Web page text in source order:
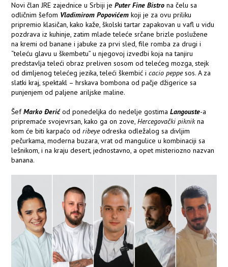
Novi član JRE zajednice u Srbiji jePuter Fine Bistro na čelu sa
odličnim šefom Vladimirom Popovićem koji je za ovu priliku
pripremio klasičan, kako kaže, školski tartar zapakovan u vafl u vidu
pozdrava iz kuhinje, zatim mlade teleće srčane brizle poslužene
na kremi od banane i jabuke za prvi sled, file romba za drugi i
“teleću glavu u škembetu” u njegovoj izvedbi koja na tanjiru
predstavlja teleći obraz preliven sosom od telećeg mozga, stejk
od dimljenog telećeg jezika, teleći škembić icacio peppesos. A za
slatki kraj, spektakl – hrskava bombona od pačje džigerice sa
punjenjem od paljene ariljske maline.
ŠefMarko Đerićod ponedeljka do nedelje gostimaLangouste-a
pripremaće svojevrsan, kako ga on zove,Hercegovački piknikna
kom će biti karpaćo odribeyeodreska odležalog sa divljim
pečurkama, moderna buzara, vrat od mangulice u kombinaciji sa
lešnikom, i na kraju desert, jednostavno, a opet misteriozno nazvan
banana.